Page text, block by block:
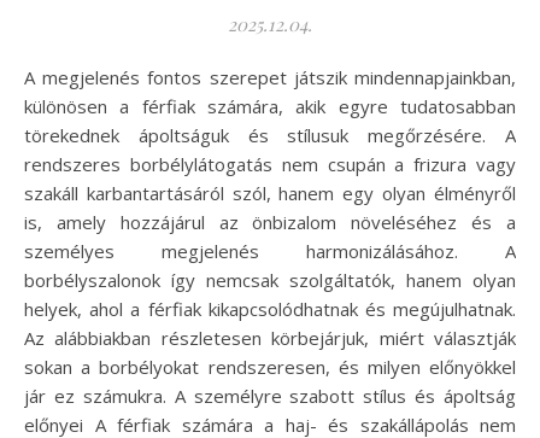
2025.12.04.
A megjelenés fontos szerepet játszik mindennapjainkban,
különösen a férfiak számára, akik egyre tudatosabban
törekednek ápoltságuk és stílusuk megőrzésére. A
rendszeres borbélylátogatás nem csupán a frizura vagy
szakáll karbantartásáról szól, hanem egy olyan élményről
is, amely hozzájárul az önbizalom növeléséhez és a
személyes megjelenés harmonizálásához. A
borbélyszalonok így nemcsak szolgáltatók, hanem olyan
helyek, ahol a férfiak kikapcsolódhatnak és megújulhatnak.
Az alábbiakban részletesen körbejárjuk, miért választják
sokan a borbélyokat rendszeresen, és milyen előnyökkel
jár ez számukra. A személyre szabott stílus és ápoltság
előnyei A férfiak számára a haj- és szakállápolás nem